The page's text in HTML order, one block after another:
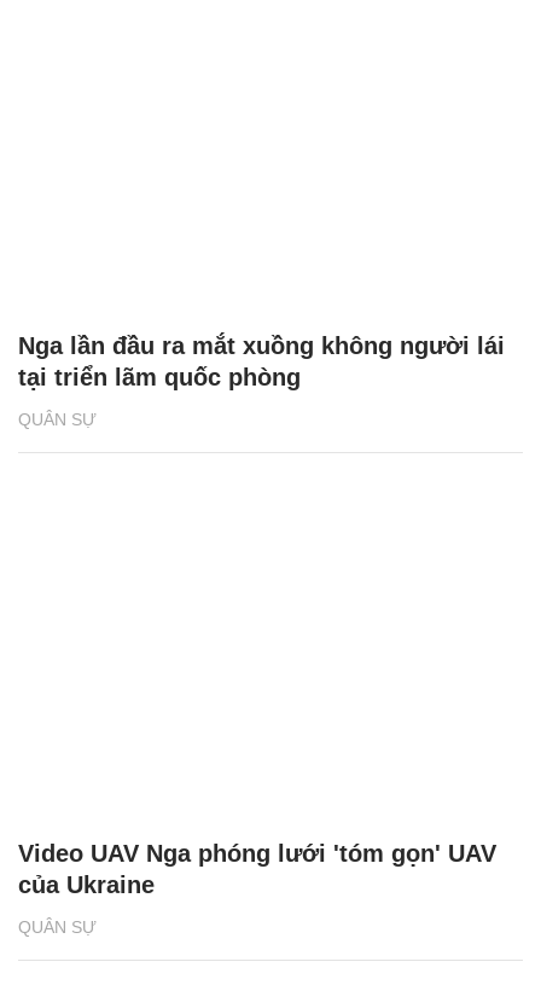
QUÂN SỰ
Nga lần đầu ra mắt xuồng không người lái
tại triển lãm quốc phòng
QUÂN SỰ
Video UAV Nga phóng lưới 'tóm gọn' UAV
của Ukraine